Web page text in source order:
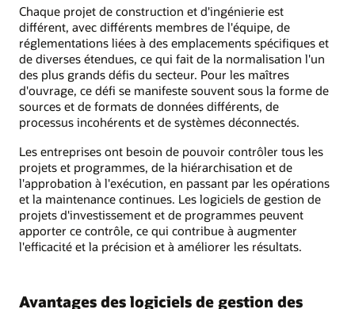
Chaque projet de construction et d'ingénierie est
différent, avec différents membres de l'équipe, de
réglementations liées à des emplacements spécifiques et
de diverses étendues, ce qui fait de la normalisation l'un
des plus grands défis du secteur. Pour les maîtres
d'ouvrage, ce défi se manifeste souvent sous la forme de
sources et de formats de données différents, de
processus incohérents et de systèmes déconnectés.
Les entreprises ont besoin de pouvoir contrôler tous les
projets et programmes, de la hiérarchisation et de
l'approbation à l'exécution, en passant par les opérations
et la maintenance continues. Les logiciels de gestion de
projets d'investissement et de programmes peuvent
apporter ce contrôle, ce qui contribue à augmenter
l'efficacité et la précision et à améliorer les résultats.
Avantages des logiciels de gestion des